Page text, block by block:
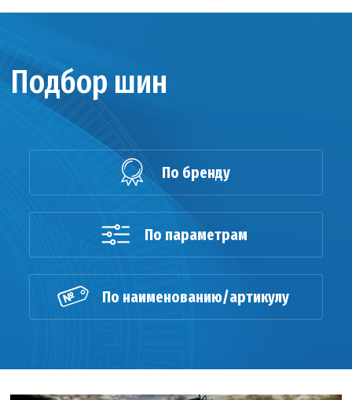
Подбор шин
По бренду
По параметрам
По наименованию/артикулу